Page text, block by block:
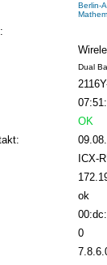
Berlin-
Dual
OK
ICX-
ok
0